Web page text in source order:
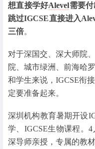
想直接学好Alevel需要
跳过IGCSE直接进入
三倍。
对于深国交、深大师院
院、城市绿洲、前海哈
和学生来说，IGCSE衔
定要准备起来。
深圳机构教育暑期开设
学、IGCSE生物课程。
深导师亲授，专属的教